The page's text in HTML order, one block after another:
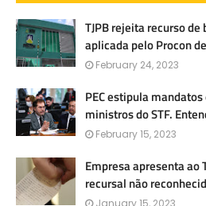
TJPB rejeita recurso
aplicada pelo Procon
February 24, 2023
PEC estipula
ministros do STF.
February 15, 2023
Empresa apresenta ao
recursal não
January 15, 2023